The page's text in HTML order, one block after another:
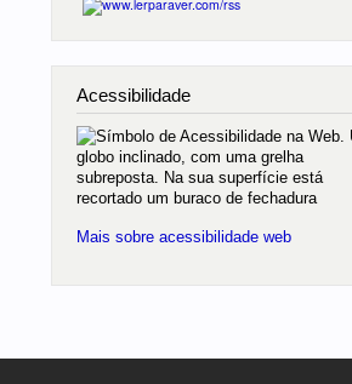
Acessibilidade
Mais sobre acessibilidade web